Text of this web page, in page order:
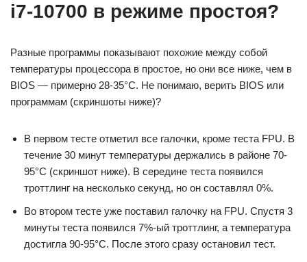
i7-10700 в режиме простоя?
Разные программы показывают похожие между собой
температуры процессора в простое, но они все ниже, чем в
BIOS — примерно 28-35°C. Не понимаю, верить BIOS или
программам (скриншоты ниже)?
В первом тесте отметил все галочки, кроме теста FPU. В
течение 30 минут температуры держались в районе 70-
95°C (скриншот ниже). В середине теста появился
троттлинг на несколько секунд, но он составлял 0%.
Во втором тесте уже поставил галочку на FPU. Спустя 3
минуты теста появился 7%-ый троттлинг, а температура
достигла 90-95°C. После этого сразу остановил тест.